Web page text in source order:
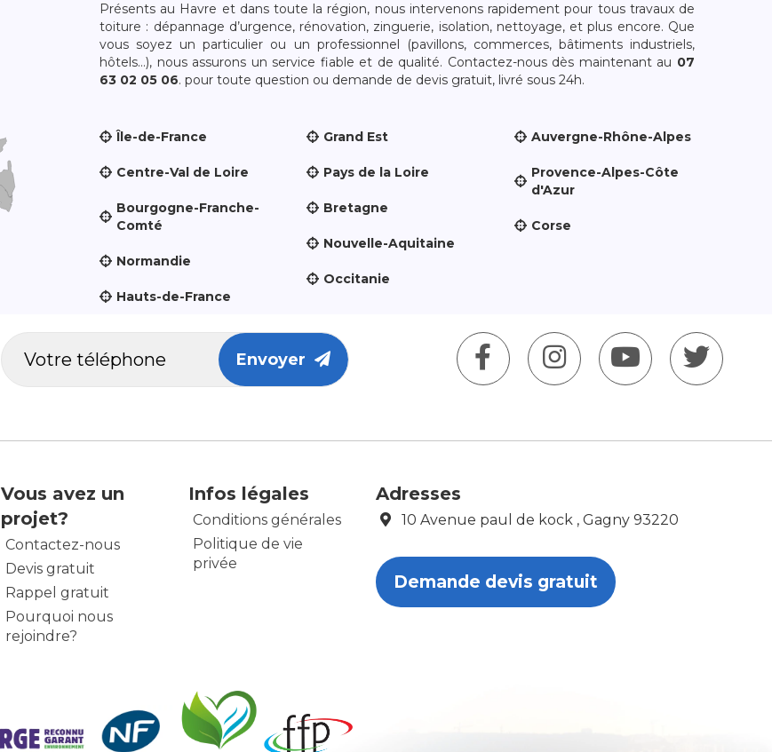
Présents au Havre et dans toute la région, nous intervenons rapidement pour tous travaux de
toiture : dépannage d’urgence, rénovation, zinguerie, isolation, nettoyage, et plus encore. Que
vous soyez un particulier ou un professionnel (pavillons, commerces, bâtiments industriels,
hôtels…), nous assurons un service fiable et de qualité. Contactez-nous dès maintenant au 07
63 02 05 06. pour toute question ou demande de devis gratuit, livré sous 24h.
Île-de-France
Centre-Val de Loire
Bourgogne-Franche-
Comté
Normandie
Hauts-de-France
Grand Est
Pays de la Loire
Bretagne
Nouvelle-Aquitaine
Occitanie
Auvergne-Rhône-Alpes
Provence-Alpes-Côte
d'Azur
Corse
Envoyer
Vous avez un
projet?
Contactez-nous
Devis gratuit
Rappel gratuit
Pourquoi nous
rejoindre?
Infos légales
Conditions générales
Politique de vie
privée
Adresses
10 Avenue paul de kock , Gagny 93220
Demande devis gratuit